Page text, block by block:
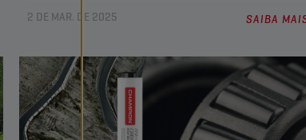
expandir a nossa gama Bag in Box (BIB)
, cobrindo
novos óleos de
menos resíduos plásticos,dispensação sem fugas
design que poupa espaço
, é a atualização definitiva
as oficinas que desejam
permanecer eficientes e
sustentáveis.
2 DE MAR. DE 2025 SAIBA